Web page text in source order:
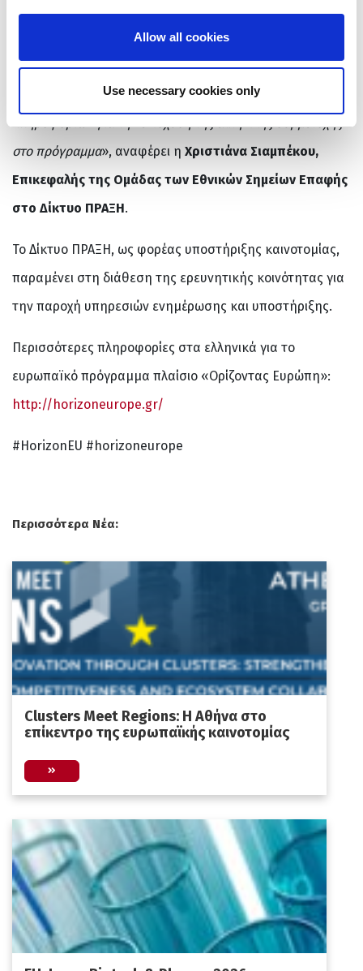
Allow all cookies
Use necessary cookies only
Εθνικό Σημείο Επαφής στα προγράμματα πλαίσιο, οδήγησε
στην αναγνώριση αυτής της ανάγκης. Δέσμευσή μας
αποτελεί η συστηματική ανάδειξη των απαραίτητων
πληροφοριών για την ενίσχυση της ελληνικής συμμετοχής
στο πρόγραμμα», αναφέρει η Χριστιάνα Σιαμπέκου,
Επικεφαλής της Ομάδας των Εθνικών Σημείων Επαφής
στο Δίκτυο ΠΡΑΞΗ.
Το Δίκτυο ΠΡΑΞΗ, ως φορέας υποστήριξης καινοτομίας,
παραμένει στη διάθεση της ερευνητικής κοινότητας για
την παροχή υπηρεσιών ενημέρωσης και υποστήριξης.
Περισσότερες πληροφορίες στα ελληνικά για το
ευρωπαїκό πρόγραμμα πλαίσιο «Ορίζοντας Ευρώπη»:
http://horizoneurope.gr/
#HorizonEU #horizoneurope
Περισσότερα Νέα:
Clusters Meet Regions: Η Αθήνα στο
επίκεντρο της ευρωπαϊκής καινοτομίας